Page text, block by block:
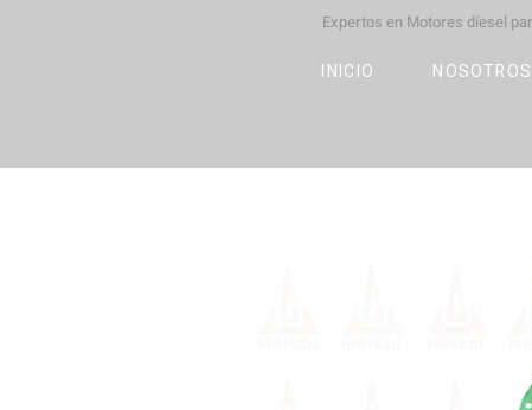
Expertos en Motores díesel
INICIO NOSOTROS